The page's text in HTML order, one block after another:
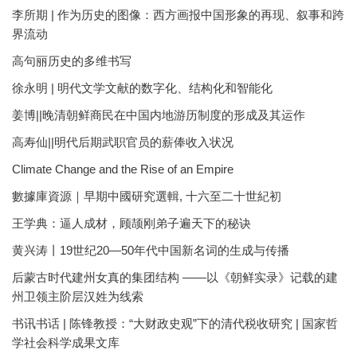
李所期 | 作为历史的图像：西方画报中国形象的再现、叙事和跨
界流动
高句丽历史的多维书写
徐永明 | 明代文学文献的数字化、结构化和智能化
姜博||晚清朝鲜商民在中国内地游历制度的形成及其运作
高寿仙||明代后期武职官员的薪俸收入状况
Climate Change and the Rise of an Empire
數據庫資源｜早期中國研究選輯, 十六至二十世紀初
王学典：逼人成材，顾颉刚弟子遍天下的秘诀
黄兴涛丨19世纪20—50年代中国新名词的生成与传播
后蒙古时代建州女真的集团结构 ——以《朝鲜实录》记载的建
州卫领主阶层汉姓为线索
书讯书话 | 陈锋教授：“大财政史观”下的清代税收研究 | 国家哲
学社会科学成果文库